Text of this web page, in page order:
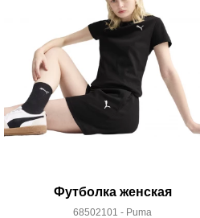
Футболка женская
68502101 - Puma